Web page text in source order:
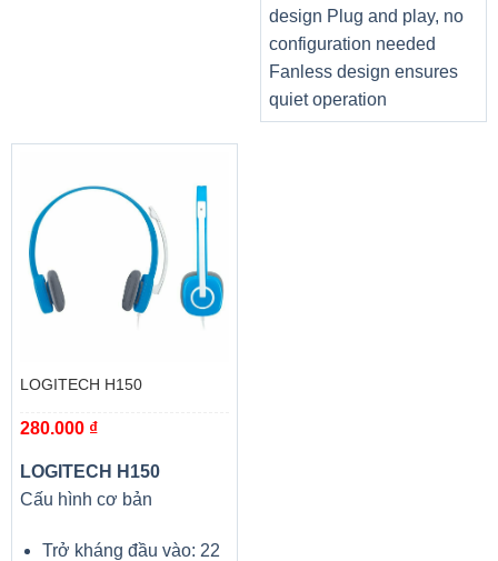
design Plug and play, no
configuration needed
Fanless design ensures
quiet operation
LOGITECH H150
280.000 ₫
LOGITECH H150
Cấu hình cơ bản
Trở kháng đầu vào: 22